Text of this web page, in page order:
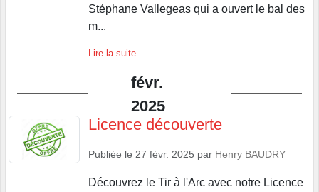
Stéphane Vallegeas qui a ouvert le bal des
m...
Lire la suite
févr.
2025
Licence découverte
Publiée le 27 févr. 2025 par Henry BAUDRY
Découvrez le Tir à l'Arc avec notre Licence